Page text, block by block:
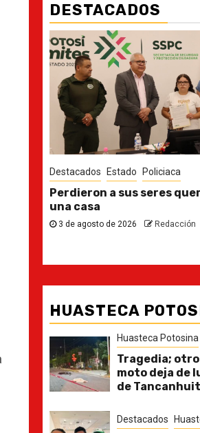
DESTACADOS
de impacto
Destacados Estado
Perdieron a sus
una casa
3 de agosto de 2026
HUASTECA
Huasteca Potosina
Tragedia;
moto deja de
de
Destacados